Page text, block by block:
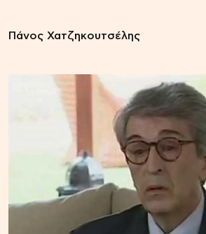
Πάνος Χατζηκουτσέλης